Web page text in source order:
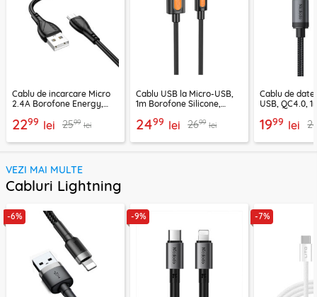
Cablu de incarcare Micro
2.4A Borofone Energy,
2299 lei 2599 lei
Cablu USB la Micro-USB,
1m Borofone Silicone,
2499 lei 2699 lei
Cablu de
USB, QC4.0,
1999 lei
VEZI MAI MULTE
Cabluri Lightning
-6% -9% -7%